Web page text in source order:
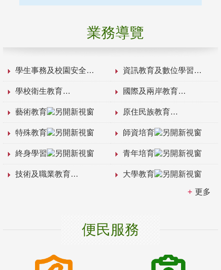
業務導覽
學生事務及校園安全 資訊教育及數位學習
學校衛生教育 國際及兩岸教育
藝術教育 原住民族教育
特殊教育 師資培育
終身學習 青年培育
技術及職業教育 大學教育
更多
便民服務